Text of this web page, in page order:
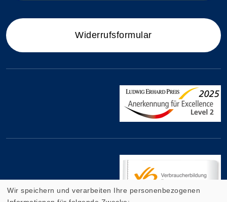
Widerrufsformular
Wir speichern und verarbeiten Ihre personenbezogenen